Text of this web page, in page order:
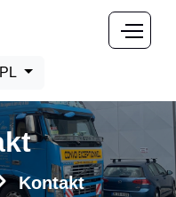
PL
Kontakt